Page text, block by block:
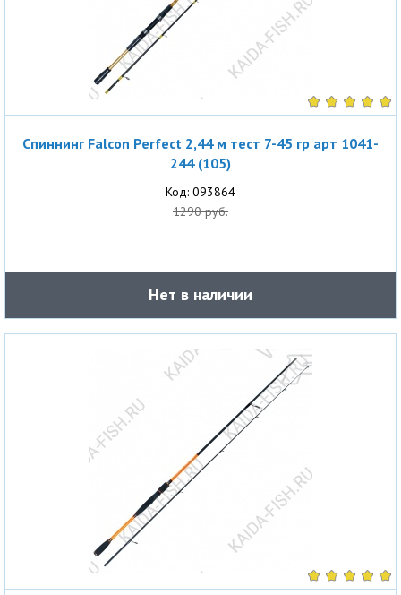
Спиннинг Falcon Perfect 2,44 м тест 7-45 гр арт 1041-
244 (105)
Код: 093864
1290 руб.
Нет в наличии